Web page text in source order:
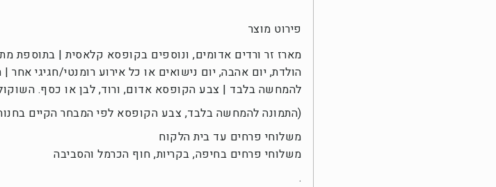
פירוט מוצר
מארז זר ורדים אדומים, ונוספים בקופסא קלאסית | בתוספת
הולדת, יום אהבה, יום נישואים או כל אירוע רומנטי/חגיגי אחר |
להמחשה בלבד | צבע הקופסא אדום, ורוד, לבן או כסף.
(התמונה להמחשה בלבד, צבע הקופסא לפי המבחר הקיים
משלוחי פרחים עד בית הלקוח
משלוחי פרחים בחיפה, בקריות, חוף הכרמל והסביבה
.